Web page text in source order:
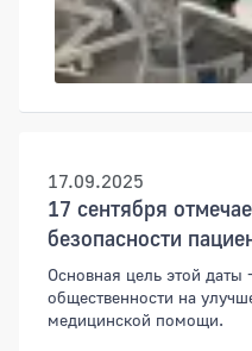
17.09.2025
17 сентября
безопасности
Основная цель этой даты
общественности на
медицинской помощи.